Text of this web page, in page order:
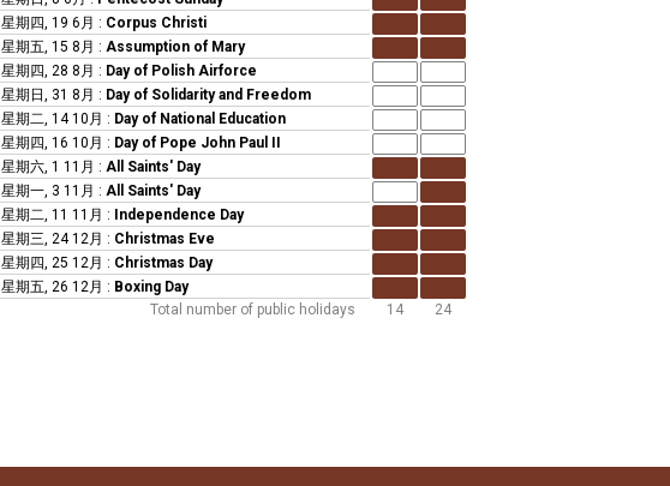
星期四, 19 6月 : Corpus Christi
星期五, 15 8月 : Assumption of Mary
星期四, 28 8月 : Day of Polish Airforce
星期日, 31 8月 : Day of Solidarity and Freedom
星期二, 14 10月 : Day of National Education
星期四, 16 10月 : Day of Pope John Paul II
星期六, 1 11月 : All Saints' Day
星期一, 3 11月 : All Saints' Day
星期二, 11 11月 :
Independence Day
星期三, 24 12月 : Christmas Eve
星期四, 25 12月 : Christmas Day
星期五, 26 12月 : Boxing Day
Total number of public holidays
14 24